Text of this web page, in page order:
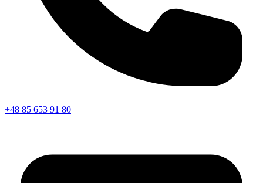
+48 85 653 91 80